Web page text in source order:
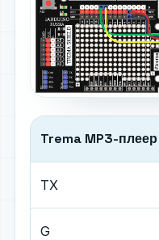
Trema MP3-плеер
TX
G